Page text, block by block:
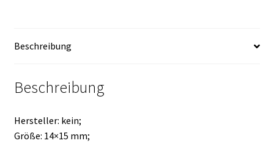
Beschreibung
Beschreibung
Hersteller: kein;
Größe: 14×15 mm;